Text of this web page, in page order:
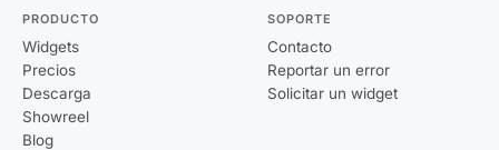
PRODUCTO
Widgets
Precios
Descarga
Showreel
Blog
SOPORTE
Contacto
Reportar un error
Solicitar un widget